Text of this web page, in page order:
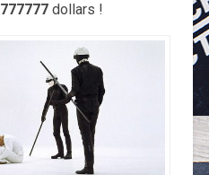
777777dollars !